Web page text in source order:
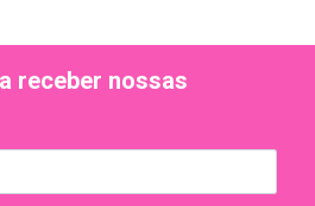
receber nossas